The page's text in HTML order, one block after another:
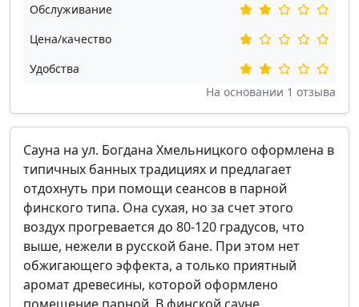
Обслуживание
Цена/качество
Удобства
На основании 1 отзыва
Сауна на ул. Богдана Хмельницкого оформлена в
типичных банных традициях и предлагает
отдохнуть при помощи сеансов в парной
финского типа. Она сухая, но за счет этого
воздух прогревается до 80-120 градусов, что
выше, нежели в русской бане. При этом нет
обжигающего эффекта, а только приятный
аромат древесины, которой оформлено